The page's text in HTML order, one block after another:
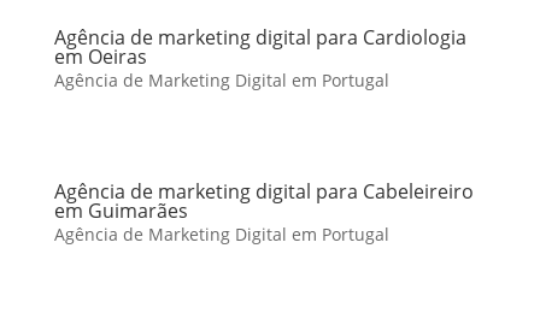
Agência de marketing digital para Cardiologia
em Oeiras
Agência de Marketing Digital em Portugal
Agência de marketing digital para Cabeleireiro
em Guimarães
Agência de Marketing Digital em Portugal